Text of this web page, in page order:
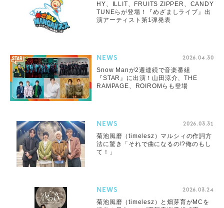
HY、ILLIT、FRUITS ZIPPER、CANDY
TUNEらが登場！『めざましライブ』出
演アーティスト第1弾発表
NEWS 2026.04.30
Snow Manが2週連続で音楽番組
『STAR』に出演！山田涼介、THE
RAMPAGE、ROIROMらも登場
NEWS 2026.03.31
菊池風磨（timelesz）マルシィの作詞方
法に驚き「それで曲になるの!?俺のもし
て！」
NEWS 2026.03.24
菊池風磨（timelesz）と畑芽育がMCを